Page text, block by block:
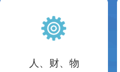
人、财、物